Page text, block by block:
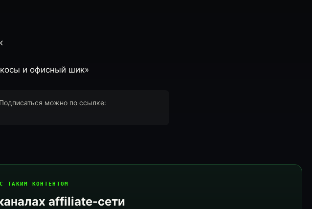
и офисный шик»
можно по ссылке:
ТАКИМ КОНТЕНТОМ
affiliate-сети